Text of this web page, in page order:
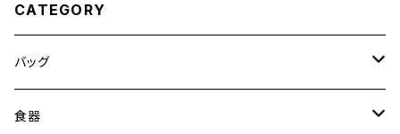
CATEGORY
バッグ
トートバッグ
食器